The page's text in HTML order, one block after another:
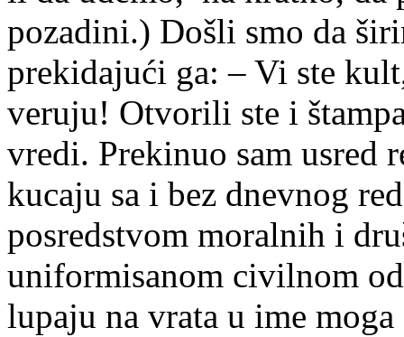
pozadini.) Došli smo da
prekidajući ga: – Vi ste
veruju! Otvorili ste i
vredi. Prekinuo sam usred
kucaju sa i bez dnevnog
posredstvom moralnih i
uniformisanom civilnom
lupaju na vrata u ime moga